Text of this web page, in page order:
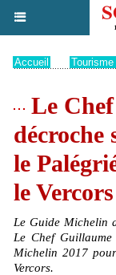
Accueil
Le
décroche
le
le Vercors
Le Guide Michelin
Le Chef
Michelin 2017
Vercors.